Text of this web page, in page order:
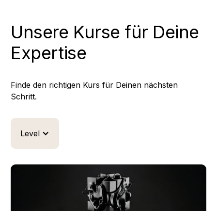
Unsere Kurse für Deine
Expertise
Finde den richtigen Kurs für Deinen nächsten
Schritt.
Level